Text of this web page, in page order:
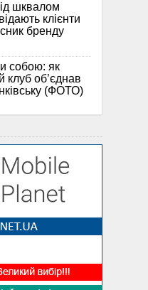
шквалом
клієнти
бренду
собою: як
клуб об’єднав
(ФОТО)